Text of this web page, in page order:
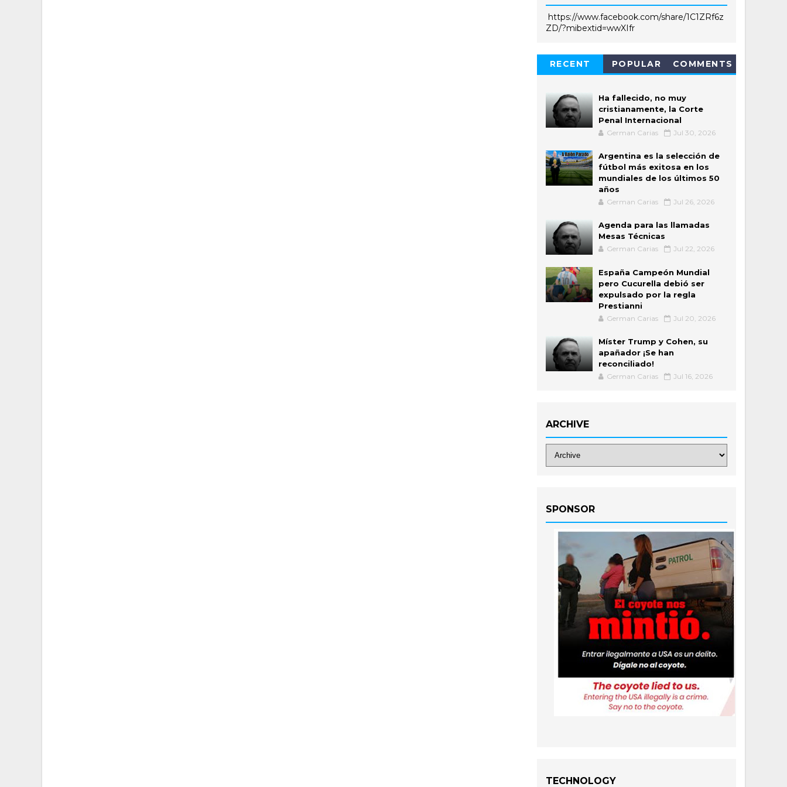
https://www.facebook.com/share/1C1ZRf6z
ZD/?mibextid=wwXIfr
RECENT POPULAR COMMENTS
Ha fallecido, no muy
cristianamente, la Corte
Penal Internacional
German Carias Jul 30, 2026
Argentina es la selección de
fútbol más exitosa en los
mundiales de los últimos 50
años
German Carias Jul 26, 2026
Agenda para las llamadas
Mesas Técnicas
German Carias Jul 22, 2026
España Campeón Mundial
pero Cucurella debió ser
expulsado por la regla
Prestianni
German Carias Jul 20, 2026
Míster Trump y Cohen, su
apañador ¡Se han
reconciliado!
German Carias Jul 16, 2026
ARCHIVE
SPONSOR
TECHNOLOGY